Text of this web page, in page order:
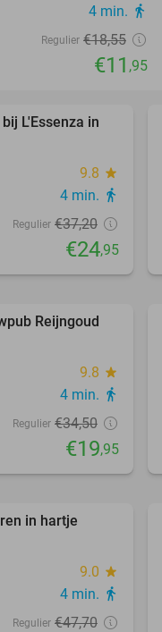
4 min. directions_walk
Regulier €18,55
€11 ,95
33%
favorite_border
L'Essenza in
9.8 star
4 min. directions_walk
Regulier €37,20
€24,95
42%
favorite_border
Reijngoud
9.8 star
4 min. directions_walk
Regulier €34,50
€19,95
favorite_border
in hartje
9.0 star
4 min. directions_walk
Regulier €47,70